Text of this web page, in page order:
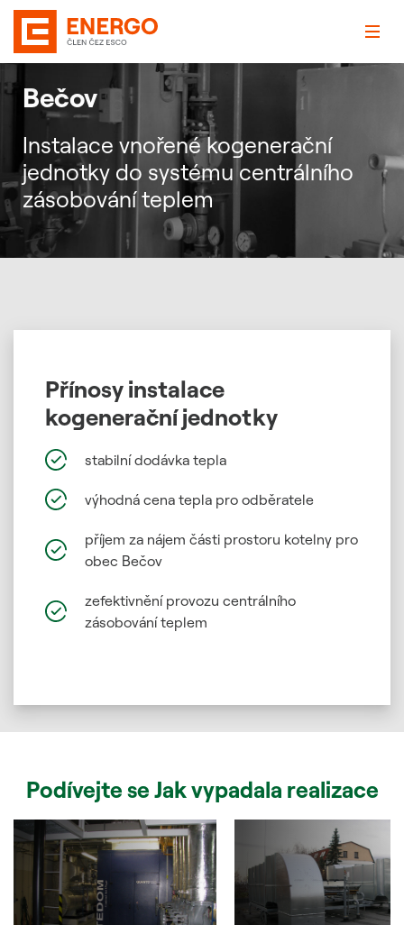
Bečov
Instalace vnořené kogenerační
jednotky do systému centrálního
zásobování teplem
Přínosy instalace
kogenerační jednotky
stabilní dodávka tepla
výhodná cena tepla pro odběratele
příjem za nájem části prostoru kotelny pro
obec Bečov
zefektivnění provozu centrálního
zásobování teplem
Podívejte se Jak vypadala realizace